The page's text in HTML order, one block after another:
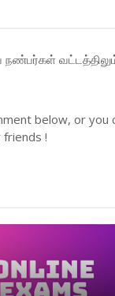
below, or you
friends !